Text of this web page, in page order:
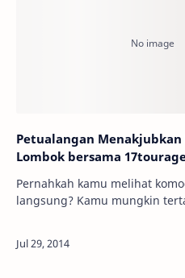
Petualangan
Lombok bersama
Pernahkah kamu melihat
langsung? Kamu mungkin
menawa…